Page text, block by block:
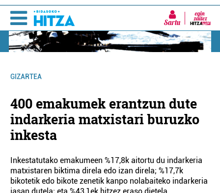
Sartu
GIZARTEA
400 emakumek erantzun dute
indarkeria matxistari buruzko
inkesta
Inkestatutako emakumeen %17,8k aitortu du indarkeria
matxistaren biktima direla edo izan direla; %17,7k
bikotetik edo bikote zenetik kanpo nolabaiteko indarkeria